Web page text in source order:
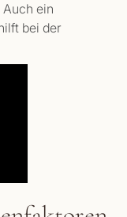
ein
bei der